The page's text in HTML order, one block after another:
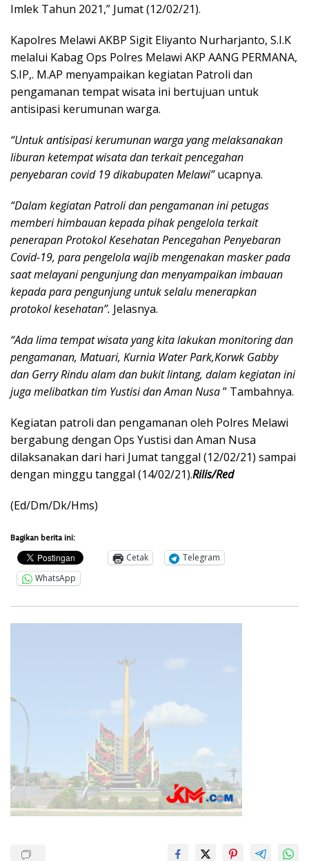
Imlek Tahun 2021,” Jumat (12/02/21).
Kapolres Melawi AKBP Sigit Eliyanto Nurharjanto, S.I.K
melalui Kabag Ops Polres Melawi AKP AANG PERMANA,
S.IP,. M.AP menyampaikan kegiatan Patroli dan
pengamanan tempat wisata ini bertujuan untuk
antisipasi kerumunan warga.
“Untuk antisipasi kerumunan warga yang melaksanakan
liburan ketempat wisata dan terkait pencegahan
penyebaran covid 19 dikabupaten Melawi”ucapnya.
“Dalam kegiatan Patroli dan pengamanan ini petugas
memberi himbauan kepada pihak pengelola terkait
penerapan Protokol Kesehatan Pencegahan Penyebaran
Covid-19, para pengelola wajib mengenakan masker pada
saat melayani pengunjung dan menyampaikan imbauan
kepada para pengunjung untuk selalu menerapkan
protokol kesehatan”. Jelasnya.
“Ada lima tempat wisata yang kita lakukan monitoring dan
pengamanan, Matuari, Kurnia Water Park,Korwk Gabby
dan Gerry Rindu alam dan bukit lintang, dalam kegiatan ini
juga melibatkan tim Yustisi dan Aman Nusa” Tambahnya.
Kegiatan patroli dan pengamanan oleh Polres Melawi
bergabung dengan Ops Yustisi dan Aman Nusa
dilaksanakan dari hari Jumat tanggal (12/02/21) sampai
dengan minggu tanggal (14/02/21).Rilis/Red
(Ed/Dm/Dk/Hms)
Bagikan berita ini:
Cetak
Telegram
WhatsApp